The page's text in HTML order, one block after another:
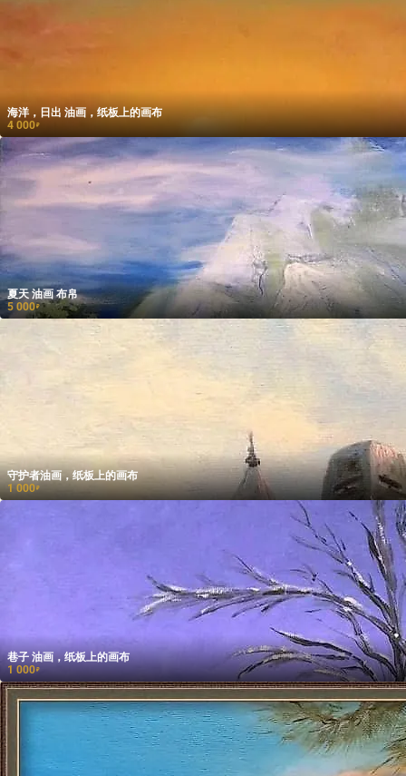
海洋，日出 油画，纸板上的画布
4 000₽
夏天 油画 布帛
5 000₽
守护者油画，纸板上的画布
1 000₽
巷子 油画，纸板上的画布
1 000₽